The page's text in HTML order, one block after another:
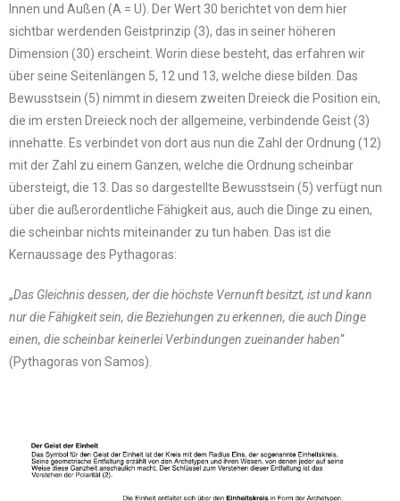
Innen und Außen (A = U). Der Wert 30 berichtet von dem hier
sichtbar werdenden Geistprinzip (3), das in seiner höheren
Dimension (30) erscheint. Worin diese besteht, das erfahren wir
über seine Seitenlängen 5, 12 und 13, welche diese bilden. Das
Bewusstsein (5) nimmt in diesem zweiten Dreieck die Position ein,
die im ersten Dreieck noch der allgemeine, verbindende Geist (3)
innehatte. Es verbindet von dort aus nun die Zahl der Ordnung (12)
mit der Zahl zu einem Ganzen, welche die Ordnung scheinbar
übersteigt, die 13. Das so dargestellte Bewusstsein (5) verfügt nun
über die außerordentliche Fähigkeit aus, auch die Dinge zu einen,
die scheinbar nichts miteinander zu tun haben. Das ist die
Kernaussage des Pythagoras:
„Das Gleichnis dessen, der die höchste Vernunft besitzt, ist und kann
nur die Fähigkeit sein, die Beziehungen zu erkennen, die auch Dinge
einen, die scheinbar keinerlei Verbindungen zueinander haben“
(Pythagoras von Samos).